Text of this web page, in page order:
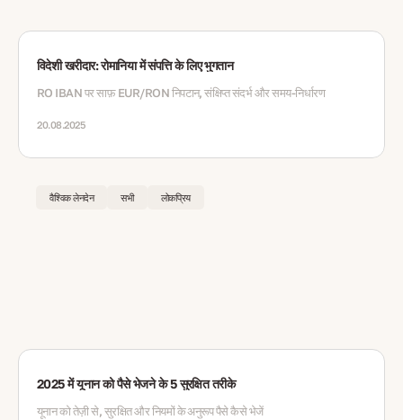
विदेशी खरीदार: रोमानिया में संपत्ति के लिए भुगतान
RO IBAN पर साफ़ EUR/RON निपटान, संक्षिप्त संदर्भ और समय‑निर्धारण
20.08.2025
वैश्विक लेनदेन सभी लोकप्रिय
2025 में यूनान को पैसे भेजने के 5 सुरक्षित तरीके
यूनान को तेज़ी से, सुरक्षित और नियमों के अनुरूप पैसे कैसे भेजें